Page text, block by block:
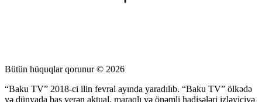
Bütün hüquqlar qorunur © 2026
“Baku TV” 2018-ci ilin fevral ayında yaradılıb. “Baku TV” ölkədə
və dünyada baş verən aktual, maraqlı və önəmli hadisələri izləyiciyə